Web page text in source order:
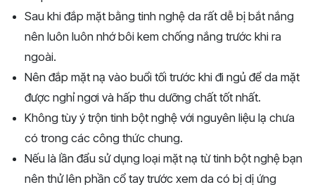
Sau khi đắp mặt bằng tinh nghệ da rất dễ bị bắt nắng
nên luôn luôn nhớ bôi kem chống nắng trước khi ra
ngoài.
Nên đắp mặt nạ vào buổi tối trước khi đi ngủ để da mặt
được nghỉ ngơi và hấp thu dưỡng chất tốt nhất.
Không tùy ý trộn tinh bột nghệ với nguyên liệu lạ chưa
có trong các công thức chung.
Nếu là lần đẩu sử dụng loại mặt nạ từ tinh bột nghệ bạn
nên thử lên phần cổ tay trước xem da có bị dị ứng